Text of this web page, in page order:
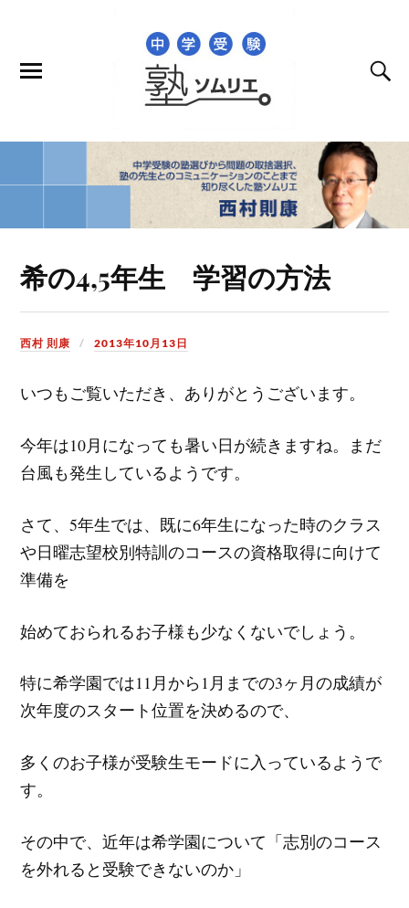
希の4,5年生 学習の方法
西村 則康 2013年10月13日
いつもご覧いただき、ありがとうございます。
今年は10月になっても暑い日が続きますね。まだ
台風も発生しているようです。
さて、5年生では、既に6年生になった時のクラス
や日曜志望校別特訓のコースの資格取得に向けて
準備を
始めておられるお子様も少なくないでしょう。
特に希学園では11月から1月までの3ヶ月の成績が
次年度のスタート位置を決めるので、
多くのお子様が受験生モードに入っているようで
す。
その中で、近年は希学園について「志別のコース
を外れると受験できないのか」